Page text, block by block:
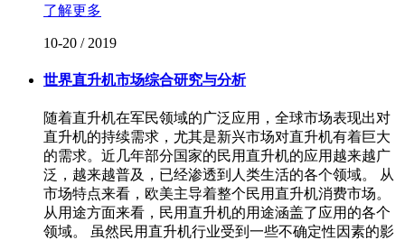
了解更多
10-20 / 2019
世界直升机市场综合研究与分析
随着直升机在军民领域的广泛应用，全球市场表现出对
直升机的持续需求，尤其是新兴市场对直升机有着巨大
的需求。近几年部分国家的民用直升机的应用越来越广
泛，越来越普及，已经渗透到人类生活的各个领域。 从
市场特点来看，欧美主导着整个民用直升机消费市场。
从用途方面来看，民用直升机的用途涵盖了应用的各个
领域。 虽然民用直升机行业受到一些不确定性因素的影